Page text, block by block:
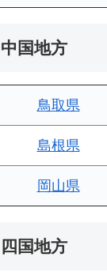
中国地方
鳥取県
島根県
岡山県
四国地方